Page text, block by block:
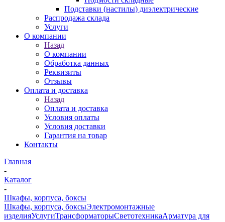
Подставки (настилы) диэлектрические
Распродажа склада
Услуги
О компании
Назад
О компании
Обработка данных
Реквизиты
Отзывы
Оплата и доставка
Назад
Оплата и доставка
Условия оплаты
Условия доставки
Гарантия на товар
Контакты
Главная
-
Каталог
-
Шкафы, корпуса, боксы
Шкафы, корпуса, боксыЭлектромонтажные
изделияУслугиТрансформаторыСветотехникаАрматура для